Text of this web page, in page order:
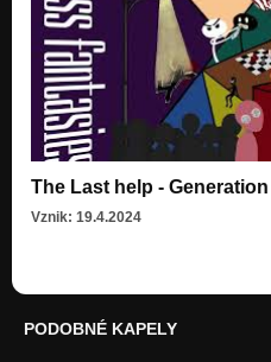
The Last help -
Vznik: 19.4.2024
PODOBNÉ KAPELY